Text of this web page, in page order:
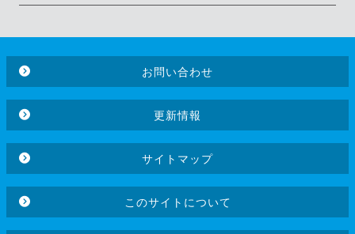
お問い合わせ
更新情報
サイトマップ
このサイトについて